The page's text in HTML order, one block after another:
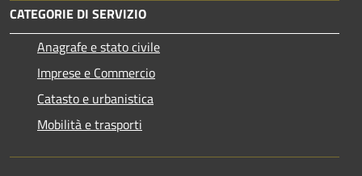
CATEGORIE DI SERVIZIO
Anagrafe e stato civile
Imprese e Commercio
Catasto e urbanistica
Mobilità e trasporti